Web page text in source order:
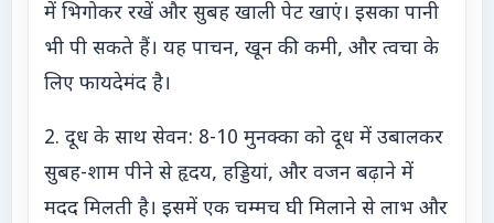
में भिगोकर रखें और सुबह खाली पेट खाएं। इसका पानी
भी पी सकते हैं। यह पाचन, खून की कमी, और त्वचा के
लिए फायदेमंद है।
2. दूध के साथ सेवन: 8-10 मुनक्का को दूध में उबालकर
सुबह-शाम पीने से हृदय, हड्डियां, और वजन बढ़ाने में
मदद मिलती है। इसमें एक चम्मच घी मिलाने से लाभ और